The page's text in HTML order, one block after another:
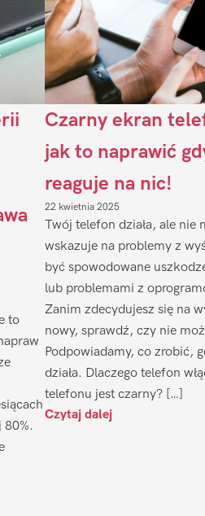
to
Czarny ekran
jak to naprawić
reaguje na nic!
22 kwietnia 2025
Twój telefon działa, ale nie
wskazuje na problemy z
być spowodowane
lub problemami z
Zanim zdecydujesz się na
nowy, sprawdź, czy nie
Podpowiadamy, co zrobić,
działa. Dlaczego telefon
telefonu jest czarny? […]
Czytaj dalej